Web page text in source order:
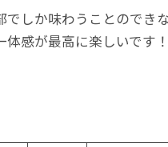
でしか味わうことのでき
感が最高に楽しいです！